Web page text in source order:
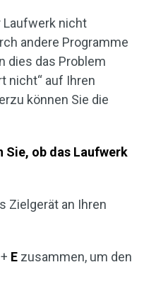
Laufwerk nicht
andere Programme
dies das Problem
nicht“ auf Ihren
können Sie die
Sie, ob das Laufwerk
Zielgerät an Ihren
+ E zusammen, um den